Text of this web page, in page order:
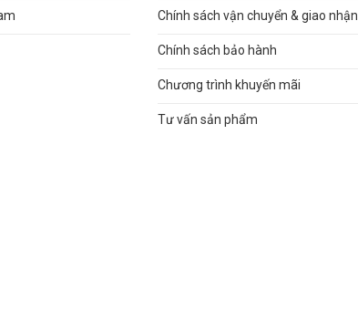
Chính sách vận chuyển & giao nhận
Chính sách bảo hành
Chương trình khuyến mãi
Tư vấn sản phẩm